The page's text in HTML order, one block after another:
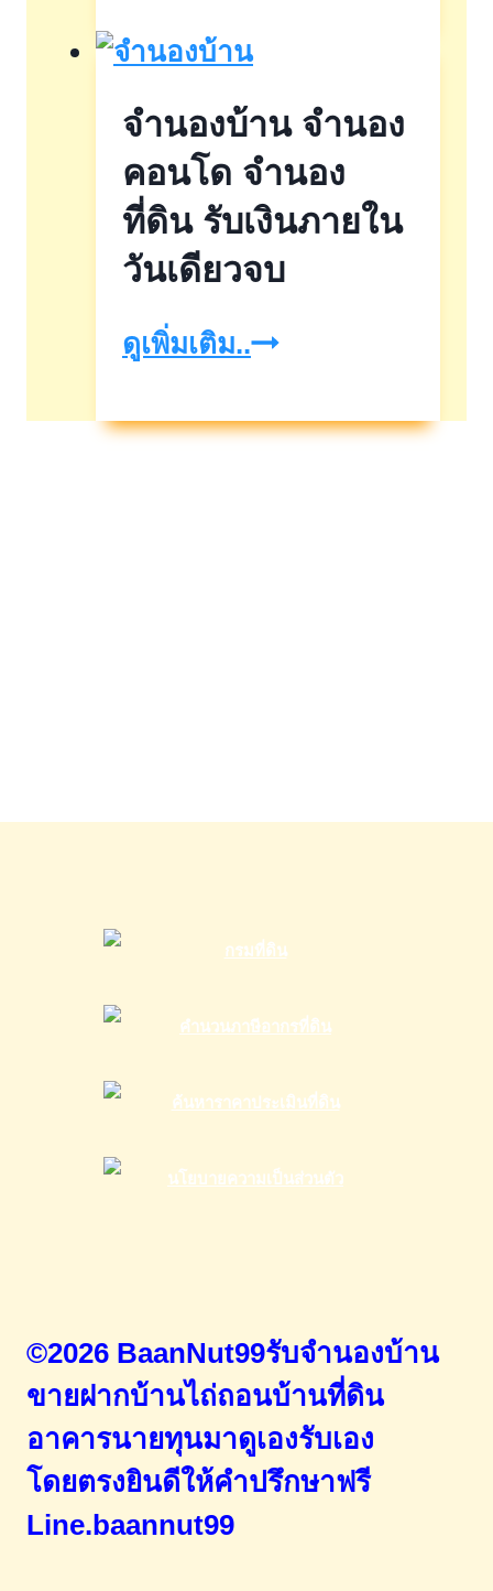
จำนองบ้าน จำนอง
คอนโด จำนอง
ที่ดิน รับเงินภายใน
วันเดียวจบ
ดูเพิ่มเติม..จำนอง
จำนอง
เดียว
©2026 BaanNut99รับจำนองบ้าน
ขายฝากบ้านไถ่ถอนบ้านที่ดิน
อาคารนายทุนมาดูเองรับเอง
โดยตรงยินดีให้คำปรึกษาฟรี
Line.baannut99